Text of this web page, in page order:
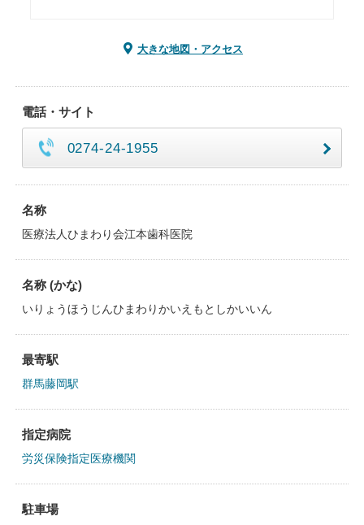
大きな地図・アクセス
電話・サイト
0274-24-1955
名称
医療法人ひまわり会江本歯科医院
名称 (かな)
いりょうほうじんひまわりかいえもとしかいいん
最寄駅
群馬藤岡駅
指定病院
労災保険指定医療機関
駐車場